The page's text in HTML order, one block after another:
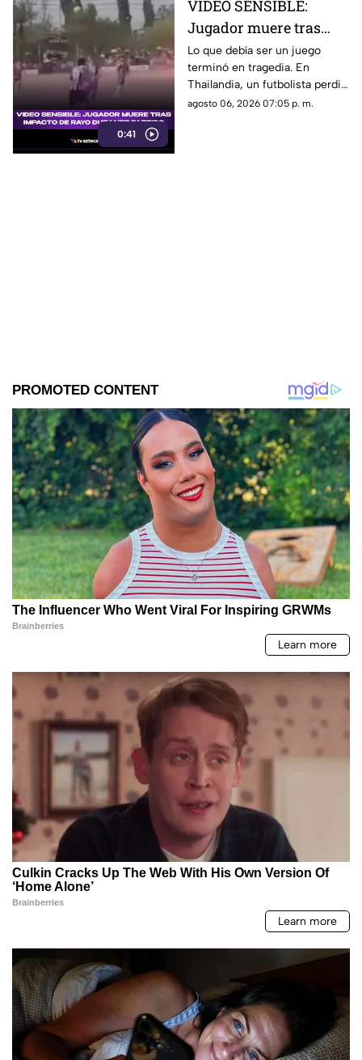
0:41
VIDEO SENSIBLE:
Jugador muere tras
impacto de rayo
durante partido
Lo que debía ser un juego
terminó en tragedia. En
Thailandia, un futbolista perdió
la vida al ser alcanzado por un
agosto 06, 2026 07:05 p. m.